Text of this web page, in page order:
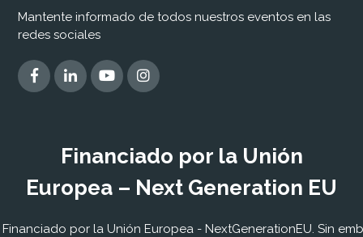
Mantente informado de todos nuestros eventos en las
redes sociales
Financiado por la Unión
Europea – Next Generation EU
Financiado por la Unión Europea - NextGenerationEU. Sin